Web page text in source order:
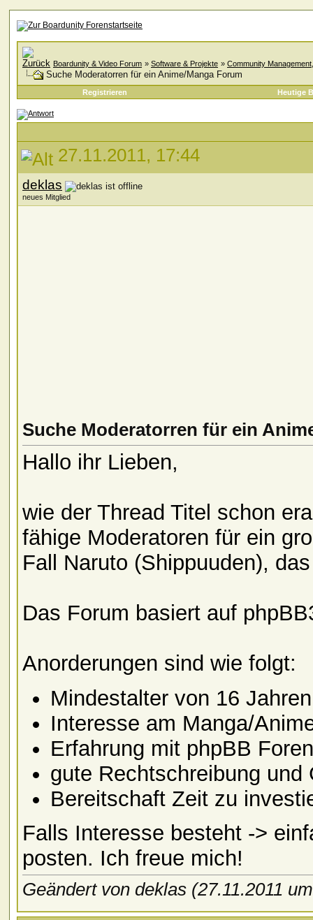
Boardunity & Video Forum » Software & Projekte » Community
Suche Moderatorren für ein Anime/Manga Forum
Registrieren Heutige
27.11.2011, 17:44
deklas
neues Mitglied
Suche Moderatorren für ein
Hallo ihr Lieben,
wie der Thread Titel schon
fähige Moderatoren für ein
Fall Naruto (Shippuuden),
Das Forum basiert auf
Anorderungen sind wie folgt:
Mindestalter von 16
Interesse am Manga/
Erfahrung mit phpBB Foren
gute Rechtschreibung und
Bereitschaft Zeit zu
Falls Interesse besteht ->
posten. Ich freue mich!
Geändert von deklas (27.11.2011